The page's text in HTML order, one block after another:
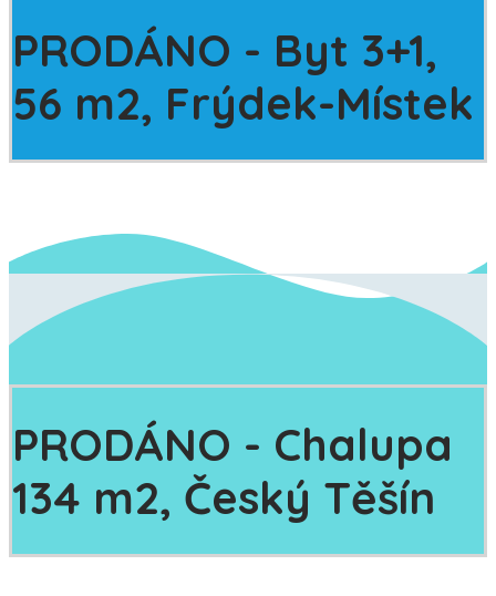
PRODÁNO - Byt 3+1,
56 m2, Frýdek-Místek
PRODÁNO - Chalupa
134 m2, Český Těšín